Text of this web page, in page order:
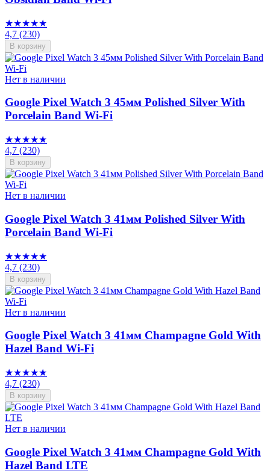
★★★★★
4,7 (230)
В корзину
Нет в наличии
Google Pixel Watch 3 45мм Polished Silver With
Porcelain Band Wi-Fi
★★★★★
4,7 (230)
В корзину
Нет в наличии
Google Pixel Watch 3 41мм Polished Silver With
Porcelain Band Wi-Fi
★★★★★
4,7 (230)
В корзину
Нет в наличии
Google Pixel Watch 3 41мм Champagne Gold With
Hazel Band Wi-Fi
★★★★★
4,7 (230)
В корзину
Нет в наличии
Google Pixel Watch 3 41мм Champagne Gold With
Hazel Band LTE